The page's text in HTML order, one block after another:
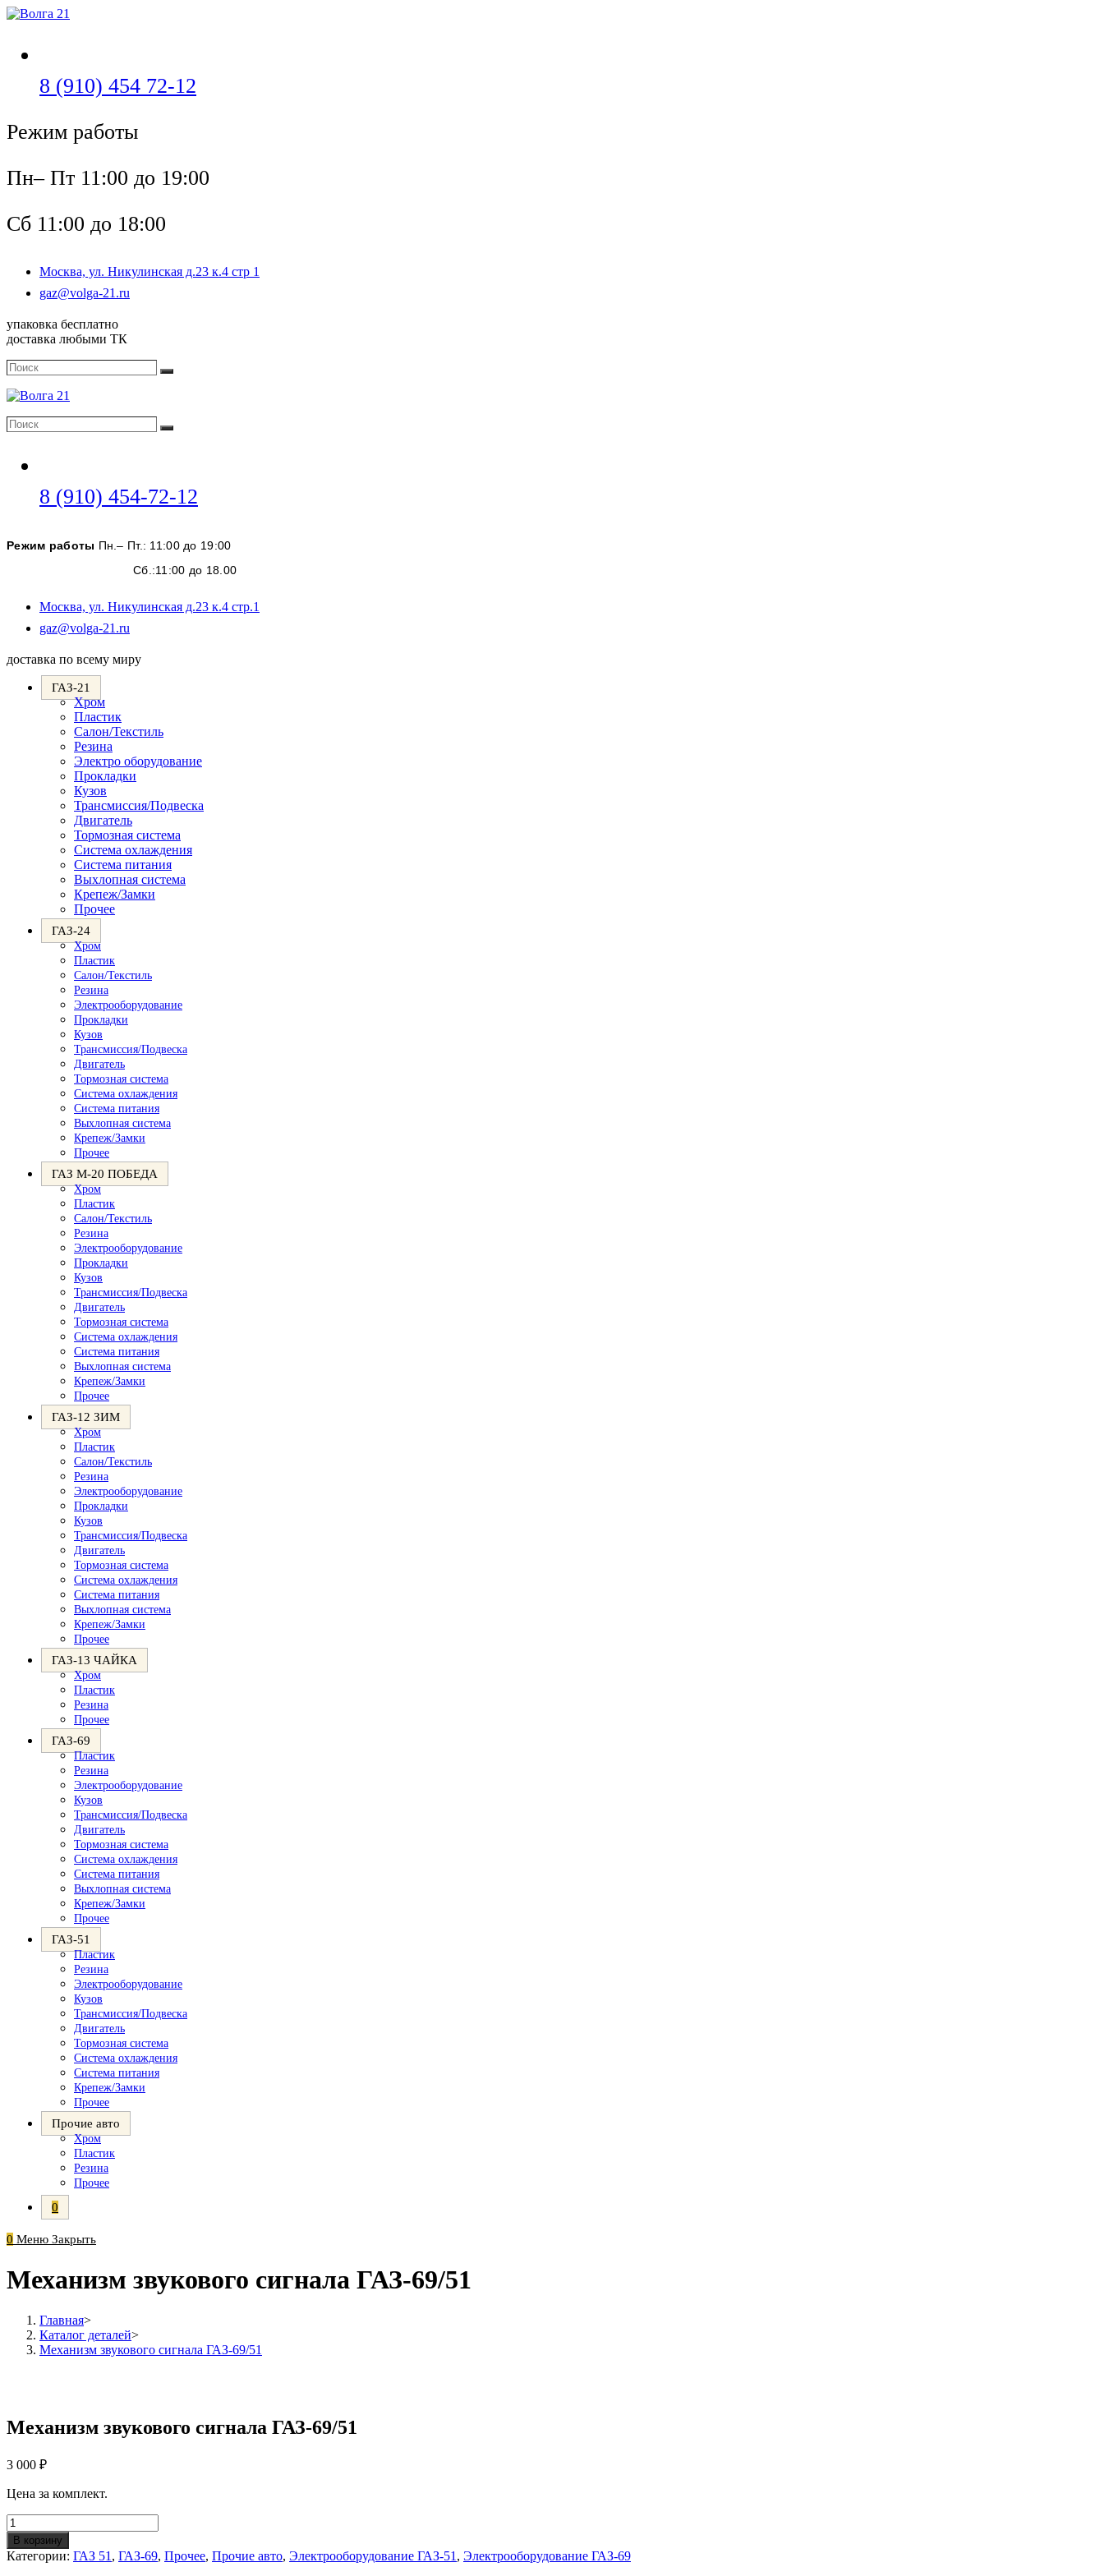
Перейти
8 (910) 454 72-12
Режим работы
Пн– Пт 11:00 до 19:00
Сб 11:00 до 18:00
Москва, ул. Никулинская д.23 к.4 стр 1
gaz@volga-21.ru
упаковка бесплатно
доставка любыми ТК
Поиск
Поиск
Поиск
Поиск
8 (910) 454-72-12
вашем
приложении
Режим работы Пн.– Пт.: 11:00 до 19:00
Сб.:11:00 до 18.00
Москва, ул. Никулинская д.23 к.4 стр.1
gaz@volga-21.ru
вашем
доставка по всему миру
ГАЗ-21
Хром
Пластик
Салон/Текстиль
Резина
Электро оборудование
Прокладки
Кузов
Трансмиссия/Подвеска
Двигатель
Тормозная система
Система охлаждения
Система питания
Выхлопная система
Крепеж/Замки
Прочее
ГАЗ-24
Хром
Пластик
Салон/Текстиль
Резина
Электрооборудование
Прокладки
Кузов
Трансмиссия/Подвеска
Двигатель
Тормозная система
Система охлаждения
Система питания
Выхлопная система
Крепеж/Замки
Прочее
ГАЗ М-20 ПОБЕДА
Хром
Пластик
Салон/Текстиль
Резина
Электрооборудование
Прокладки
Кузов
Трансмиссия/Подвеска
Двигатель
Тормозная система
Система охлаждения
Система питания
Выхлопная система
Крепеж/Замки
Прочее
ГАЗ-12 ЗИМ
Хром
Пластик
Салон/Текстиль
Резина
Электрооборудование
Прокладки
Кузов
Трансмиссия/Подвеска
Двигатель
Тормозная система
Система охлаждения
Система питания
Выхлопная система
Крепеж/Замки
Прочее
ГАЗ-13 ЧАЙКА
Хром
Пластик
Резина
Прочее
ГАЗ-69
Пластик
Резина
Электрооборудование
Кузов
Трансмиссия/Подвеска
Двигатель
Тормозная система
Система охлаждения
Система питания
Выхлопная система
Крепеж/Замки
Прочее
ГАЗ-51
Пластик
Резина
Электрооборудование
Кузов
Трансмиссия/Подвеска
Двигатель
Тормозная система
Система охлаждения
Система питания
Крепеж/Замки
Прочее
Прочие авто
Хром
Пластик
Резина
Прочее
0
0 Меню Закрыть
Механизм звукового сигнала ГАЗ-69/51
Главная>
Каталог деталей>
Механизм звукового сигнала ГАЗ-69/51
Механизм звукового сигнала ГАЗ-69/51
3 000 ₽
Цена за комплект.
Количество
Механизм
звукового
сигнала
В корзину
Категории: ГАЗ 51 , ГАЗ-69, Прочее, Прочие авто, Электрооборудование ГАЗ-51 , Электрооборудование ГАЗ-69